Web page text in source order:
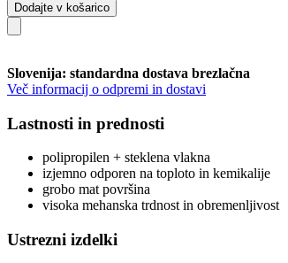
Dodajte v košarico
Slovenija: standardna dostava brezlačna
Več informacij o odpremi in dostavi
Lastnosti in prednosti
polipropilen + steklena vlakna
izjemno odporen na toploto in kemikalije
grobo mat površina
visoka mehanska trdnost in obremenljivost
Ustrezni izdelki